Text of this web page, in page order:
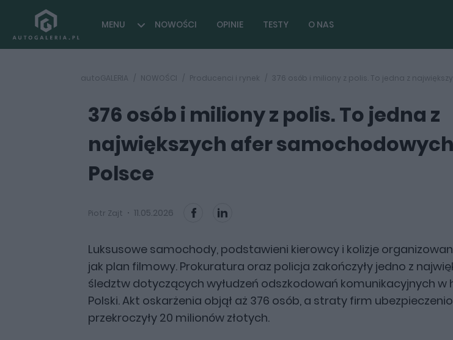
MENU NOWOŚCI OPINIE TESTY O NAS
autoGALERIA NOWOŚCI Producenci i rynek 376 osób i miliony z polis. To jedna z
376 osób i miliony z polis. To jedna z
największych afer
Polsce
Piotr Zajt 11.05.2026
Luksusowe samochody, podstawieni kierowcy i kolizje
jak plan filmowy. Prokuratura oraz policja zakończyły jedno z
śledztw dotyczących wyłudzeń odszkodowań komunikacyjnych w
Polski. Akt oskarżenia objął aż 376 osób, a straty firm
przekroczyły 20 milionów złotych.